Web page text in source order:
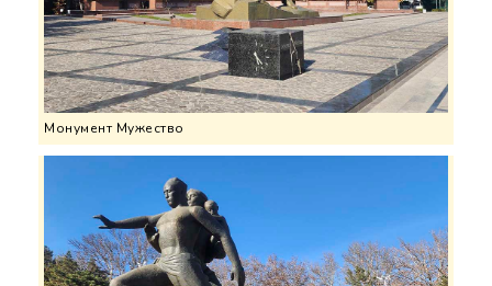
Монумент Мужество